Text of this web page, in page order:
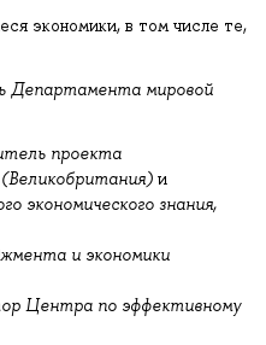
экономики, в том числе те,
Департамента мировой
проекта
и
экономического знания,
и экономики
Центра по эффективному